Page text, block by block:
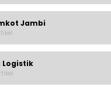
Jambi
Logistik